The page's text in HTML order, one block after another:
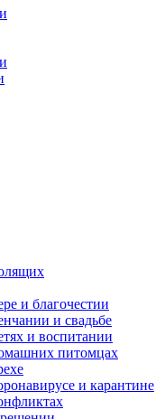
и благочестии
и свадьбе
и воспитании
питомцах
и карантине